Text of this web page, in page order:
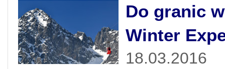
Do granic
Winter
18.03.2016